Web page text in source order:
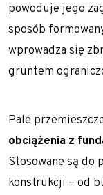
powoduje jego
sposób
wprowadza się
gruntem
Pale
obciążenia z
Stosowane są do
konstrukcji – od